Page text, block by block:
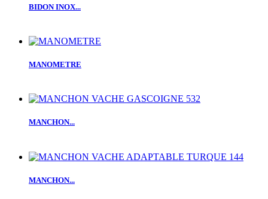
BIDON INOX...
MANOMETRE
MANCHON...
MANCHON...